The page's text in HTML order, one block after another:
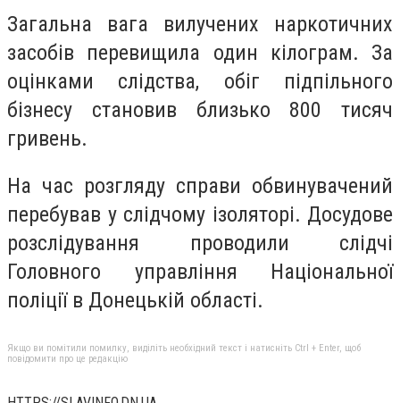
Загальна вага вилучених наркотичних
засобів перевищила один кілограм. За
оцінками слідства, обіг підпільного
бізнесу становив близько 800 тисяч
гривень.
На час розгляду справи обвинувачений
перебував у слідчому ізоляторі. Досудове
розслідування проводили слідчі
Головного управління Національної
поліції в Донецькій області.
Якщо ви помітили помилку, виділіть необхідний текст і натисніть Ctrl + Enter, щоб
повідомити про це редакцію